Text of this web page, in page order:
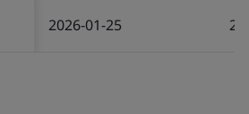
2026-01-25